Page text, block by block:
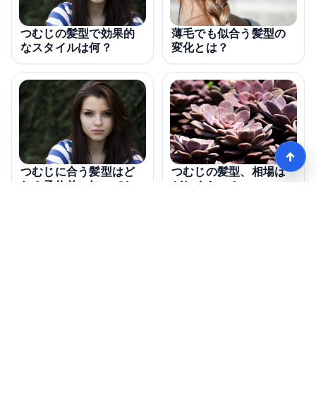
つむじの髪型で効果的
なスタイルは何？
薄毛でも似合う髪型の
変化とは？
つむじに合う髪型はど
れ？予約前に知ってお
つむじの髪型、相場は
どれくらい？
↑